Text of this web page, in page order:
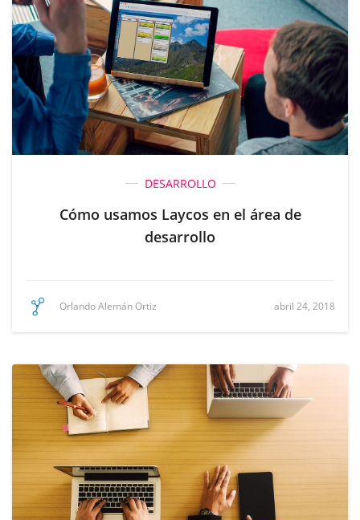
DESARROLLO
Cómo usamos Laycos en el área de
desarrollo
Orlando Alemán Ortiz abril 24, 2018